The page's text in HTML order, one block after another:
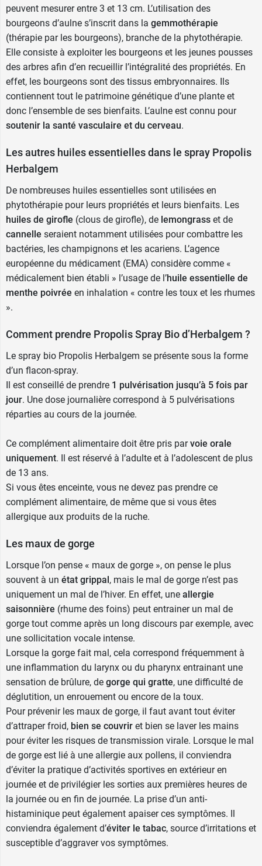
peuvent mesurer entre 3 et 13 cm. L’utilisation des
bourgeons d’aulne s’inscrit dans la gemmothérapie
(thérapie par les bourgeons), branche de la phytothérapie.
Elle consiste à exploiter les bourgeons et les jeunes pousses
des arbres afin d’en recueillir l’intégralité des propriétés. En
effet, les bourgeons sont des tissus embryonnaires. Ils
contiennent tout le patrimoine génétique d’une plante et
donc l’ensemble de ses bienfaits. L’aulne est connu pour
soutenir la santé vasculaire et du cerveau.
Les autres huiles essentielles dans le spray Propolis
Herbalgem
De nombreuses huiles essentielles sont utilisées en
phytothérapie pour leurs propriétés et leurs bienfaits. Les
huiles de girofle (clous de girofle), de lemongrass et de
cannelle seraient notamment utilisées pour combattre les
bactéries, les champignons et les acariens. L’agence
européenne du médicament (EMA) considère comme «
médicalement bien établi » l’usage de l’huile essentielle de
menthe poivrée en inhalation « contre les toux et les rhumes
».
Comment prendre Propolis Spray Bio d’Herbalgem ?
Le spray bio Propolis Herbalgem se présente sous la forme
d’un flacon-spray.
Il est conseillé de prendre 1 pulvérisation jusqu’à 5 fois par
jour. Une dose journalière correspond à 5 pulvérisations
réparties au cours de la journée.
Ce complément alimentaire doit être pris parvoie orale
uniquement. Il est réservé à l’adulte et à l’adolescent de plus
de 13 ans.
Si vous êtes enceinte, vous ne devez pas prendre ce
complément alimentaire, de même que si vous êtes
allergique aux produits de la ruche.
Les maux de gorge
Lorsque l’on pense « maux de gorge », on pense le plus
souvent à un état grippal, mais le mal de gorge n’est pas
uniquement un mal de l’hiver. En effet, une allergie
saisonnière (rhume des foins) peut entrainer un mal de
gorge tout comme après un long discours par exemple, avec
une sollicitation vocale intense.
Lorsque la gorge fait mal, cela correspond fréquemment à
une inflammation du larynx ou du pharynx entrainant une
sensation de brûlure, de gorge qui gratte, une difficulté de
déglutition, un enrouement ou encore de la toux.
Pour prévenir les maux de gorge, il faut avant tout éviter
d’attraper froid, bien se couvrir et bien se laver les mains
pour éviter les risques de transmission virale. Lorsque le mal
de gorge est lié à une allergie aux pollens, il conviendra
d’éviter la pratique d’activités sportives en extérieur en
journée et de privilégier les sorties aux premières heures de
la journée ou en fin de journée. La prise d’un anti-
histaminique peut également apaiser ces symptômes. Il
conviendra également d’éviter le tabac, source d’irritations et
susceptible d’aggraver vos symptômes.